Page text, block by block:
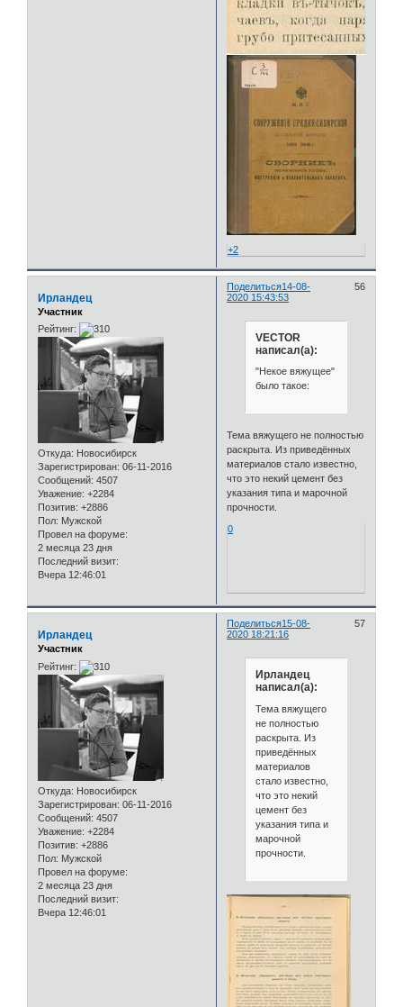
+2
Поделиться 56
14-08-
2020 15:43:53
Ирландец
Участник
Рейтинг:
Откуда: Новосибирск
Зарегистрирован: 06-11-2016
Сообщений: 4507
Уважение: +2284
Позитив: +2886
Пол: Мужской
Провел на форуме:
2 месяца 23 дня
Последний визит:
Вчера 12:46:01
VECTOR
написал(а):
"Некое вяжущее"
было такое:
Тема вяжущего не полностью
раскрыта. Из приведённых
материалов стало известно,
что это некий цемент без
указания типа и марочной
прочности.
0
Поделиться 57
15-08-
2020 18:21:16
Ирландец
Участник
Рейтинг:
Откуда: Новосибирск
Зарегистрирован: 06-11-2016
Сообщений: 4507
Уважение: +2284
Позитив: +2886
Пол: Мужской
Провел на форуме:
2 месяца 23 дня
Последний визит:
Вчера 12:46:01
Ирландец
написал(а):
Тема вяжущего
не полностью
раскрыта. Из
приведённых
материалов
стало известно,
что это некий
цемент без
указания типа и
марочной
прочности.